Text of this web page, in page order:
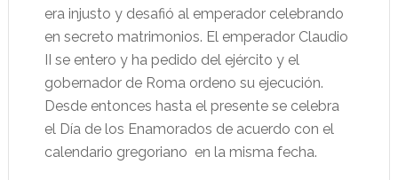
era injusto y desafió al emperador celebrando
en secreto matrimonios. El emperador Claudio
II se entero y ha pedido del ejército y el
gobernador de Roma ordeno su ejecución.
Desde entonces hasta el presente se celebra
el Día de los Enamorados de acuerdo con el
calendario gregoriano en la misma fecha.